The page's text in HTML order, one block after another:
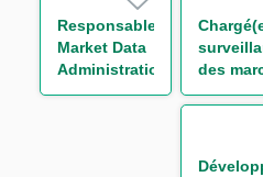
Responsable
Market Data
Administration
H/F
des